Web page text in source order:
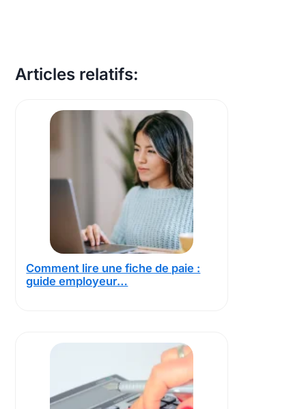
Articles relatifs:
Comment lire une fiche de paie :
guide employeur…